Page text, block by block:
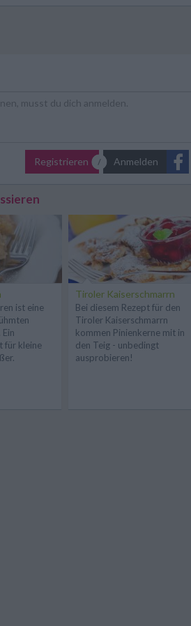
Registrieren Anmelden
ist eine
für kleine
Tiroler Kaiserschmarrn
Bei diesem Rezept für den
Tiroler Kaiserschmarrn
kommen Pinienkerne mit in
den Teig - unbedingt
ausprobieren!